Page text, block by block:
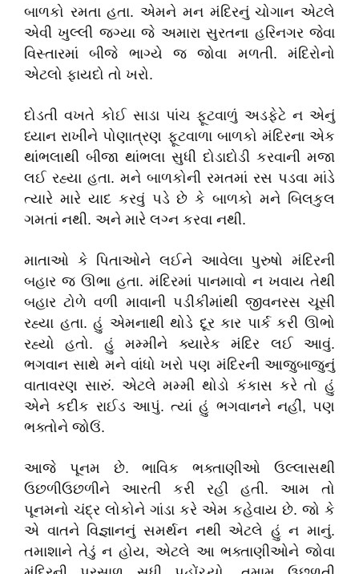
બાળકો રમતા હતા. એમને મન મંદિરનું ચોગાન એટલે
એવી ખુલ્લી જગ્યા જે અમારા સુરતના હરિનગર જેવા
વિસ્તારમાં બીજે ભાગ્યે જ જોવા મળતી. મંદિરોનો
એટલો ફાયદો તો ખરો.
દોડતી વખતે કોઈ સાડા પાંચ ફૂટવાળું અડફેટે ન એનું
ધ્યાન રાખીને પોણાત્રણ ફૂટવાળા બાળકો મંદિરના એક
થાંભલાથી બીજા થાંભલા સુધી દોડાદોડી કરવાની મજા
લઈ રહ્યા હતા. મને બાળકોની રમતમાં રસ પડવા માંડે
ત્યારે મારે યાદ કરવું પડે છે કે બાળકો મને બિલકુલ
ગમતાં નથી. અને મારે લગ્ન કરવા નથી.
માતાઓ કે પિતાઓને લઈને આવેલા પુરુષો મંદિરની
બહાર જ ઊભા હતા. મંદિરમાં પાનમાવો ન ખવાય તેથી
બહાર ટોળે વળી માવાની પડીકીમાંથી જીવનરસ ચૂસી
રહ્યા હતા. હું એમનાથી થોડે દૂર કાર પાર્ક કરી ઊભો
રહ્યો હતો. હું મમ્મીને ક્યારેક મંદિર લઈ આવું.
ભગવાન સાથે મને વાંધો ખરો પણ મંદિરની આજુબાજુનું
વાતાવરણ સારું. એટલે મમ્મી થોડો કંકાસ કરે તો હું
એને કદીક રાઈડ આપું. ત્યાં હું ભગવાનને નહીં, પણ
ભક્તોને જોઉં.
આજે પૂનમ છે. ભાવિક ભક્તાણીઓ ઉલ્લાસથી
ઉછળીઉછળીને આરતી કરી રહી હતી. આમ તો
પૂનમનો ચંદ્ર લોકોને ગાંડા કરે એમ કહેવાય છે. જો કે
એ વાતને વિજ્ઞાનનું સમર્થન નથી એટલે હું ન માનું.
તમાશાને તેડું ન હોય, એટલે આ ભક્તાણીઓને જોવા